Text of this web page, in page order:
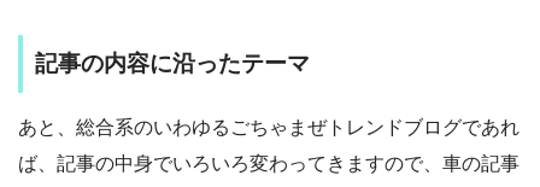
記事の内容に沿ったテーマ
あと、総合系のいわゆるごちゃまぜトレンドブログであれ
ば、記事の中身でいろいろ変わってきますので、車の記事